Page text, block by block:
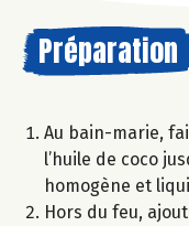
Préparation
Au bain-marie,
l’huile de coco
homogène et
Hors du feu,